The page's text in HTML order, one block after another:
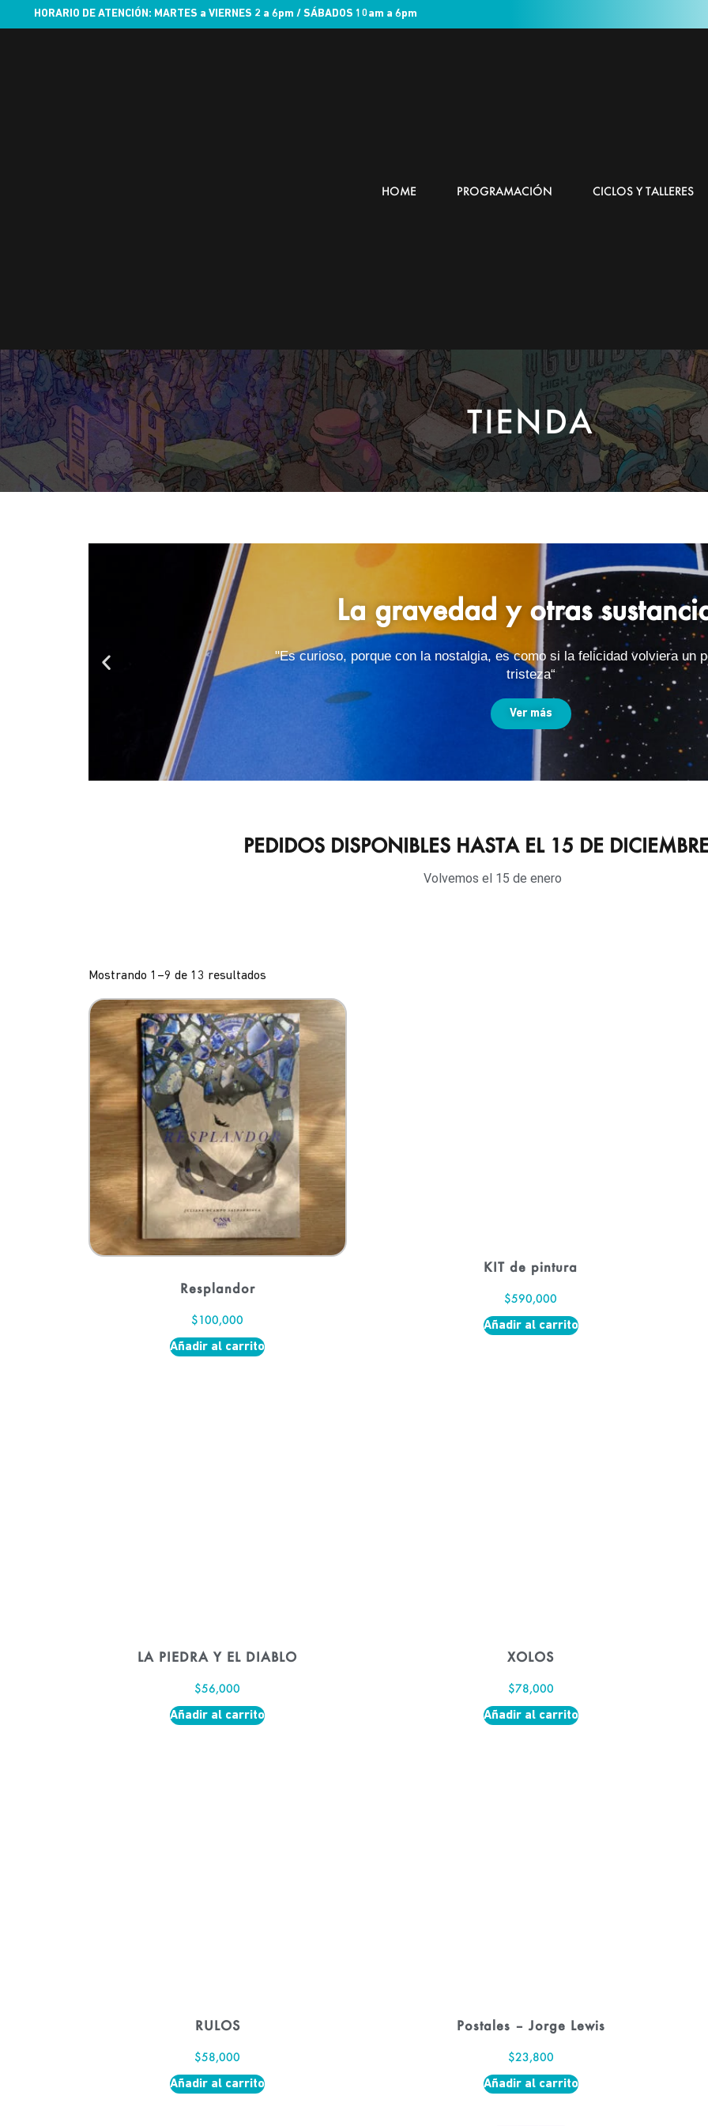
HORARIO DE ATENCIÓN: MARTES a VIERNES 2 a 6pm / SÁBADOS 10am a 6pm
HOME PROGRAMACIÓN CICLOS Y TALLERES
TIENDA
La gravedad y otras
"Es curioso, porque con la nostalgia, es como si la felicidad volviera un
tristeza“
Ver más
PEDIDOS DISPONIBLES HASTA EL 15 DE
Volvemos el 15 de enero
Mostrando 1–9 de 13 resultados
Resplandor
$100,000
Añadir al carrito
KIT de pintura
$590,000
Añadir al carrito
LA PIEDRA Y EL DIABLO
$56,000
Añadir al carrito
XOLOS
$78,000
Añadir al carrito
RULOS
$58,000
Añadir al carrito
Postales – Jorge Lewis
$23,800
Añadir al carrito